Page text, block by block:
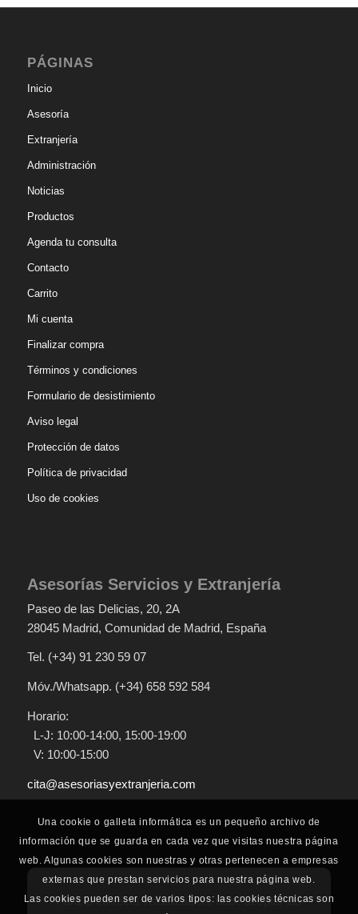
PÁGINAS
Inicio
Asesoría
Extranjería
Administración
Noticias
Productos
Agenda tu consulta
Contacto
Carrito
Mi cuenta
Finalizar compra
Términos y condiciones
Formulario de desistimiento
Aviso legal
Protección de datos
Política de privacidad
Uso de cookies
Asesorías Servicios y Extranjería
Paseo de las Delicias, 20, 2A
28045 Madrid, Comunidad de Madrid, España
Tel. (+34) 91 230 59 07
Móv./Whatsapp. (+34) 658 592 584
Horario:
L-J: 10:00-14:00, 15:00-19:00
V: 10:00-15:00
cita@asesoriasyextranjeria.com
Para la correcta visualización, debe aceptar las
Una cookie o galleta informática es un pequeño archivo de
información que se guarda en cada vez que visitas nuestra página
web. Algunas cookies son nuestras y otras pertenecen a empresas
externas que prestan servicios para nuestra página web.
Las cookies pueden ser de varios tipos: las cookies técnicas son